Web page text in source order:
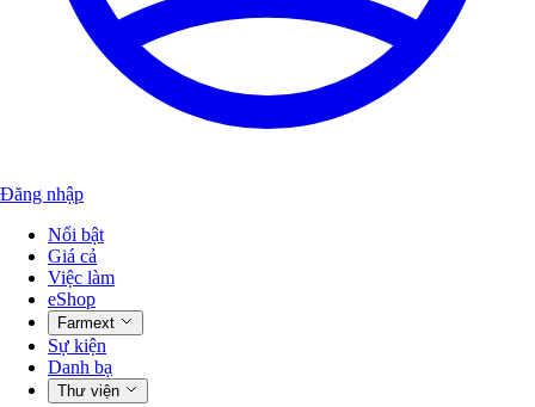
Đăng nhập
Nổi bật
Giá cả
Việc làm
eShop
Farmext
Sự kiện
Danh bạ
Thư viện